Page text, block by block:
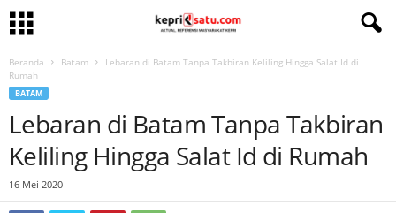
Beranda Batam
Lebaran di Batam Tanpa Takbiran Keliling Hingga Salat Id di
Rumah
BATAM
Lebaran di Batam Tanpa Takbiran
Keliling Hingga Salat Id di Rumah
16 Mei 2020